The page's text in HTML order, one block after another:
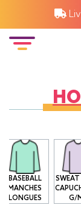
BASEBALL
MANCHES
LONGUES
G/